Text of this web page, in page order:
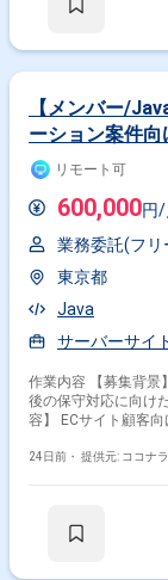
【メンバー/
ーション案件
リモート可
600,000円/
業務委託(フリ
東京都
Java
サーバーサイ
作業内容 【募集背景
後の保守対応に向けた
容】 ECサイト顧客
スに、追加開発や機
います。既存システ
24日前・ 提供元: ココナ